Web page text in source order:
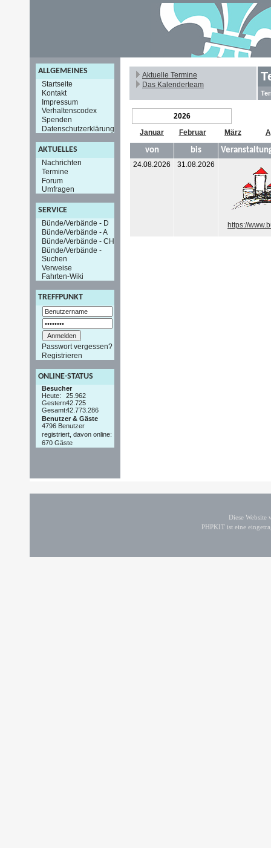
ALLGEMEINES
Startseite
Kontakt
Impressum
Verhaltenscodex
Spenden
Datenschutzerklärung
AKTUELLES
Nachrichten
Termine
Forum
Umfragen
SERVICE
Bünde/Verbände - D
Bünde/Verbände - A
Bünde/Verbände - CH
Bünde/Verbände -
Suchen
Verweise
Fahrten-Wiki
TREFFPUNKT
Passwort vergessen?
Registrieren
ONLINE-STATUS
Besucher
Heute:
25.962
Gestern:42.725
Gesamt:42.773.286
Benutzer & Gäste
4796 Benutzer
registriert, davon online:
670 Gäste
Aktuelle Termine
Das Kalenderteam
2026
Januar
Februar März
von bis
24.08.2026 31.08.2026
https://
Diese
PHPKIT ist eine